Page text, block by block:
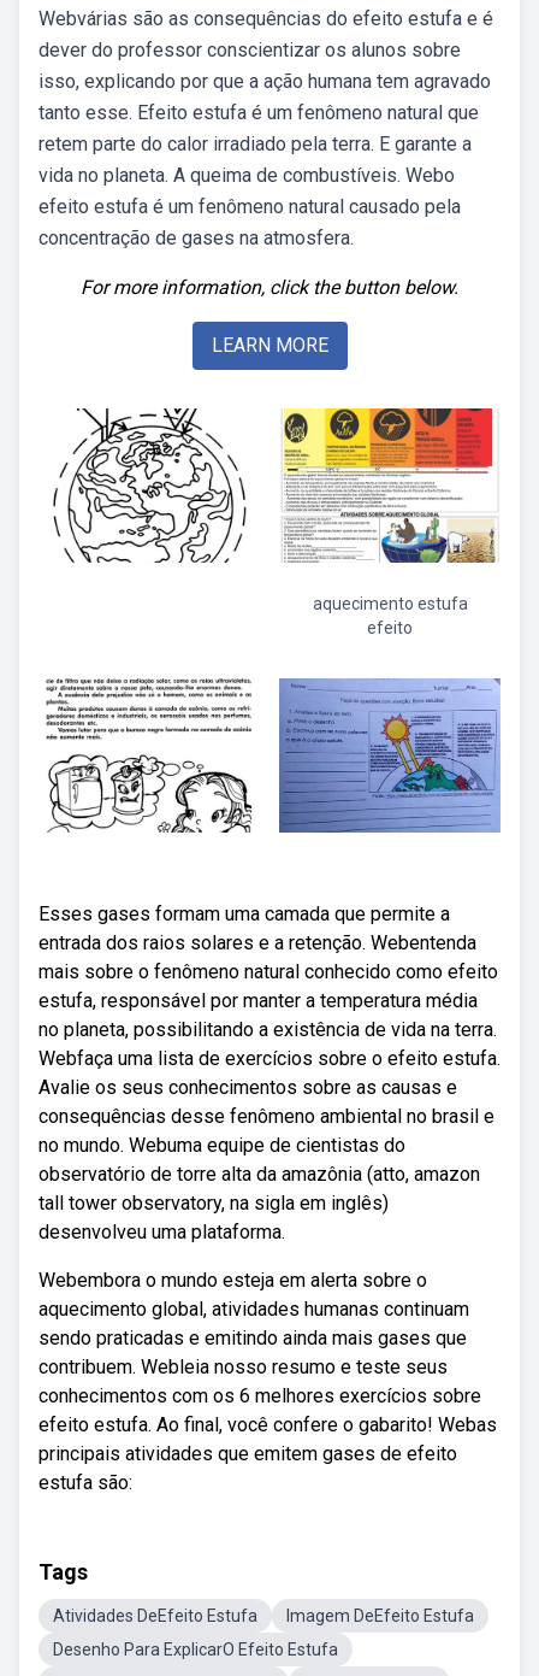
Webvárias são as consequências do efeito estufa e é
dever do professor conscientizar os alunos sobre
isso, explicando por que a ação humana tem agravado
tanto esse. Efeito estufa é um fenômeno natural que
retem parte do calor irradiado pela terra. E garante a
vida no planeta. A queima de combustíveis. Webo
efeito estufa é um fenômeno natural causado pela
concentração de gases na atmosfera.
For more information, click the button below.
LEARN MORE
aquecimento estufa
efeito
Esses gases formam uma camada que permite a
entrada dos raios solares e a retenção. Webentenda
mais sobre o fenômeno natural conhecido como efeito
estufa, responsável por manter a temperatura média
no planeta, possibilitando a existência de vida na terra.
Webfaça uma lista de exercícios sobre o efeito estufa.
Avalie os seus conhecimentos sobre as causas e
consequências desse fenômeno ambiental no brasil e
no mundo. Webuma equipe de cientistas do
observatório de torre alta da amazônia (atto, amazon
tall tower observatory, na sigla em inglês)
desenvolveu uma plataforma.
Webembora o mundo esteja em alerta sobre o
aquecimento global, atividades humanas continuam
sendo praticadas e emitindo ainda mais gases que
contribuem. Webleia nosso resumo e teste seus
conhecimentos com os 6 melhores exercícios sobre
efeito estufa. Ao final, você confere o gabarito! Webas
principais atividades que emitem gases de efeito
estufa são:
Tags
Atividades DeEfeito Estufa
Imagem DeEfeito Estufa
Desenho Para ExplicarO Efeito Estufa